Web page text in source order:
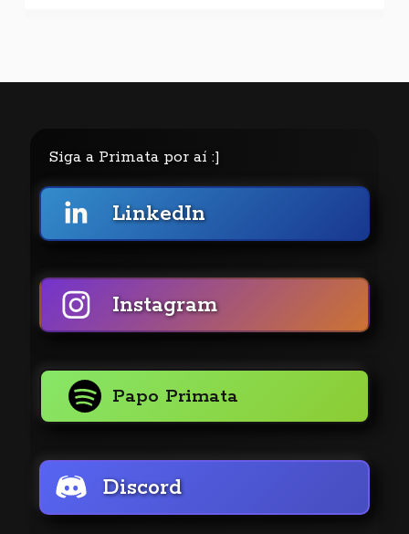
Siga a Primata por aí :]
LinkedIn
Instagram
Papo Primata
Discord